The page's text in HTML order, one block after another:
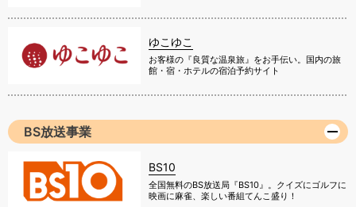
ゆこゆこ
お客様の『良質な温泉旅』をお手伝い。国内の旅
館・宿・ホテルの宿泊予約サイト
BS放送事業
BS10
全国無料のBS放送局『BS10』。クイズにゴルフに
映画に麻雀、楽しい番組てんこ盛り！